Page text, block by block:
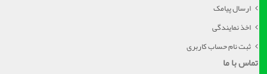
ارسال پیامک
اخذ نمایندگی
ثبت نام حساب کاربری
تماس با ما